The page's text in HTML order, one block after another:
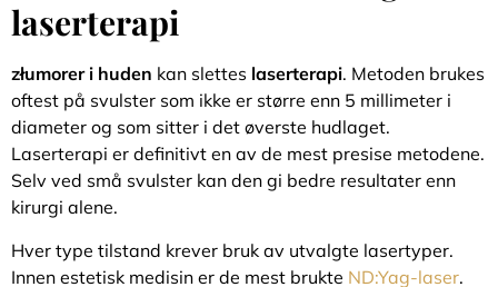
laserterapi
złumorer i huden kan slettes laserterapi. Metoden brukes
oftest på svulster som ikke er større enn 5 millimeter i
diameter og som sitter i det øverste hudlaget.
Laserterapi er definitivt en av de mest presise metodene.
Selv ved små svulster kan den gi bedre resultater enn
kirurgi alene.
Hver type tilstand krever bruk av utvalgte lasertyper.
Innen estetisk medisin er de mest brukte ND:Yag-laser.